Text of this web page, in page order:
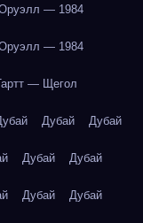
— 1984
— 1984
— Щегол
Дубай Дубай
Дубай Дубай
Дубай Дубай